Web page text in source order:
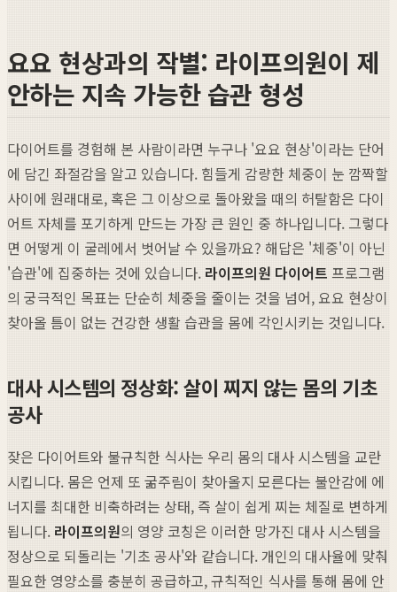
요요 현상과의 작별: 라이프의원이 제
안하는 지속 가능한 습관 형성
다이어트를 경험해 본 사람이라면 누구나 '요요 현상'이라는 단어
에 담긴 좌절감을 알고 있습니다. 힘들게 감량한 체중이 눈 깜짝할
사이에 원래대로, 혹은 그 이상으로 돌아왔을 때의 허탈함은 다이
어트 자체를 포기하게 만드는 가장 큰 원인 중 하나입니다. 그렇다
면 어떻게 이 굴레에서 벗어날 수 있을까요? 해답은 '체중'이 아닌
'습관'에 집중하는 것에 있습니다. 라이프의원 다이어트 프로그램
의 궁극적인 목표는 단순히 체중을 줄이는 것을 넘어, 요요 현상이
찾아올 틈이 없는 건강한 생활 습관을 몸에 각인시키는 것입니다.
대사 시스템의 정상화: 살이 찌지 않는 몸의 기초
공사
잦은 다이어트와 불규칙한 식사는 우리 몸의 대사 시스템을 교란
시킵니다. 몸은 언제 또 굶주림이 찾아올지 모른다는 불안감에 에
너지를 최대한 비축하려는 상태, 즉 살이 쉽게 찌는 체질로 변하게
됩니다. 라이프의원의 영양 코칭은 이러한 망가진 대사 시스템을
정상으로 되돌리는 '기초 공사'와 같습니다. 개인의 대사율에 맞춰
필요한 영양소를 충분히 공급하고, 규칙적인 식사를 통해 몸에 안